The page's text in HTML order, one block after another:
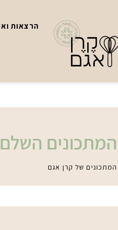
הרצאות
השלם
של קרן אגם